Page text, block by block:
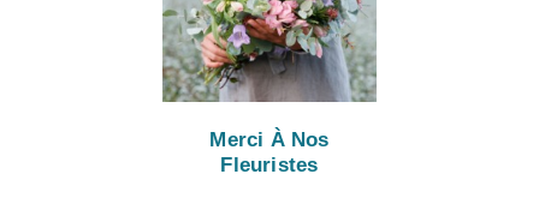
Merci À Nos
Fleuristes